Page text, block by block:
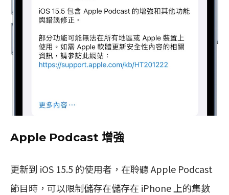
Apple Podcast 增強
更新到 iOS 15.5 的使用者，在聆聽 Apple Podcast
節目時，可以限制儲存在儲存在 iPhone 上的集數